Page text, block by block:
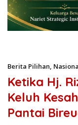
Berita Pilihan,
Ketika Hj.
Keluh
Pantai